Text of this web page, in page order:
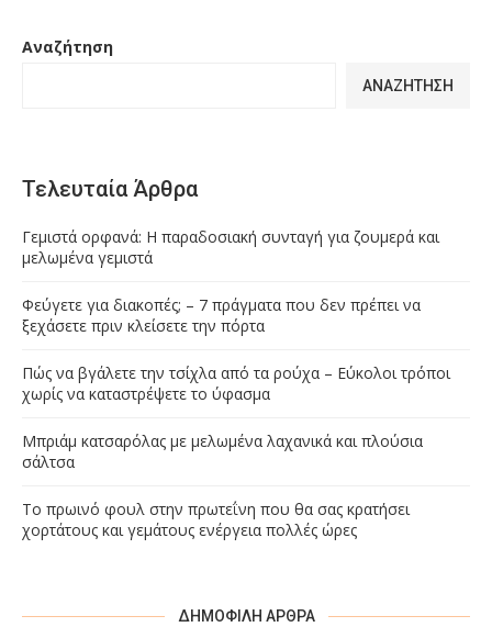
Αναζήτηση
ΑΝΑΖΉΤΗΣΗ
Τελευταία Άρθρα
Γεμιστά ορφανά: Η παραδοσιακή συνταγή για ζουμερά και
μελωμένα γεμιστά
Φεύγετε για διακοπές; – 7 πράγματα που δεν πρέπει να
ξεχάσετε πριν κλείσετε την πόρτα
Πώς να βγάλετε την τσίχλα από τα ρούχα – Εύκολοι τρόποι
χωρίς να καταστρέψετε το ύφασμα
Μπριάμ κατσαρόλας με μελωμένα λαχανικά και πλούσια
σάλτσα
Το πρωινό φουλ στην πρωτεΐνη που θα σας κρατήσει
χορτάτους και γεμάτους ενέργεια πολλές ώρες
ΔΗΜΟΦΙΛΉ ΆΡΘΡΑ